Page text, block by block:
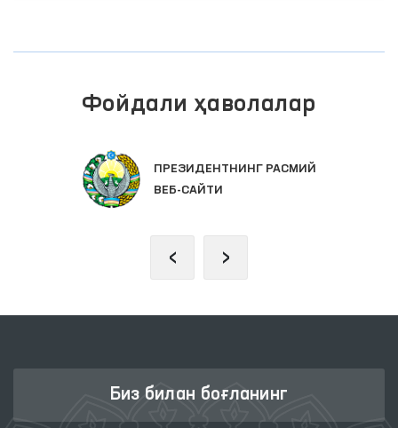
Фойдали ҳаволалар
ОЛИЙ МАЖЛИС ҚОНУНЧИЛИК
ПАЛАТАСИ
‹ ›
Биз билан боғланинг